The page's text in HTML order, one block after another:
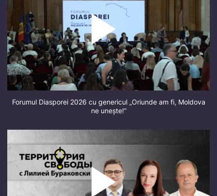
Forumul Diasporei 2026 cu genericul „Oriunde am fi, Moldova
ne unește!”